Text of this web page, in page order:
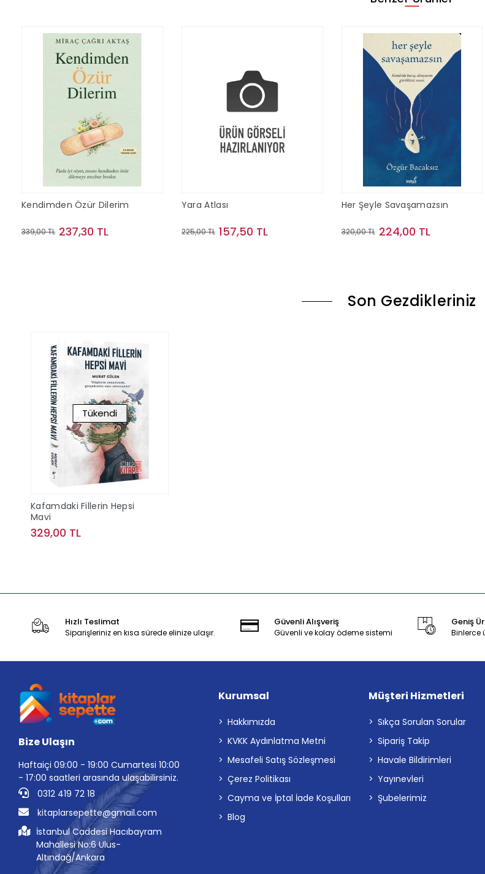
Kendimden Özür Dilerim
339,00 TL 237,30 TL
Yara Atlası
225,00 TL 157,50 TL
Her Şeyle Savaşamazsın
320,00 TL 224,00 TL
Son Gezdikleriniz
Tükendi
Kafamdaki Fillerin Hepsi
Mavi
329,00 TL
Hızlı Teslimat
Siparişleriniz en kısa sürede elinize ulaşır.
Güvenli Alışveriş
Güvenli ve kolay ödeme sistemi
Geniş
Binlerce
Bize Ulaşın
Haftaiçi 09:00 - 19:00 Cumartesi 10:00
- 17:00 saatleri arasında ulaşabilirsiniz.
0312 419 72 18
kitaplarsepette@gmail.com
İstanbul Caddesi Hacıbayram
Mahallesi No:6 Ulus-
Altındağ/Ankara
Kurumsal
Hakkımızda
KVKK Aydınlatma Metni
Mesafeli Satış Sözleşmesi
Çerez Politikası
Cayma ve İptal İade Koşulları
Blog
Müşteri Hizmetleri
Sıkça Sorulan Sorular
Sipariş Takip
Havale Bildirimleri
Yayınevleri
Şubelerimiz